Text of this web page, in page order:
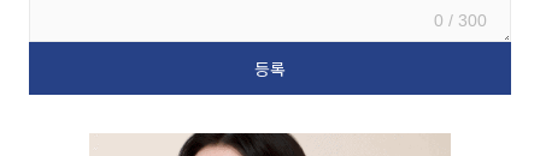
0 / 300